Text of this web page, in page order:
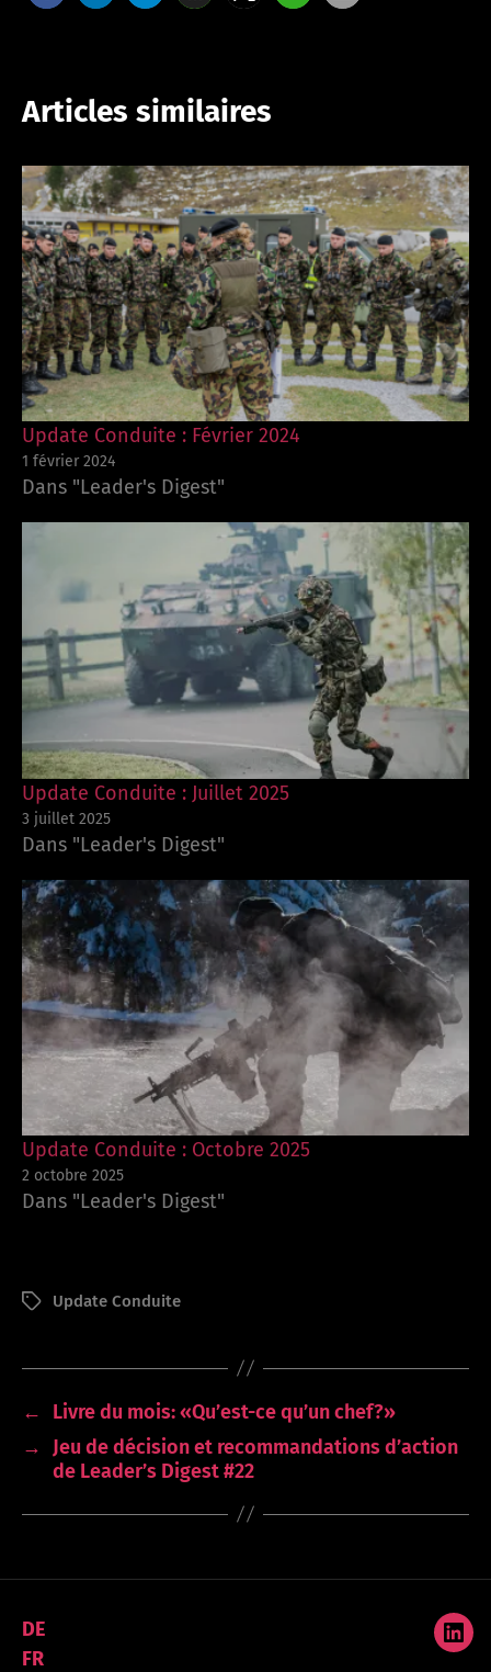
Articles similaires
Update Conduite : Février 2024
1 février 2024
Dans "Leader's Digest"
Update Conduite : Juillet 2025
3 juillet 2025
Dans "Leader's Digest"
Update Conduite : Octobre 2025
2 octobre 2025
Dans "Leader's Digest"
Étiquettes
Update Conduite
←
Livre du mois: «Qu’est-ce qu’un chef?»
→
Jeu de décision et recommandations d’action
de Leader’s Digest #22
DE
FR